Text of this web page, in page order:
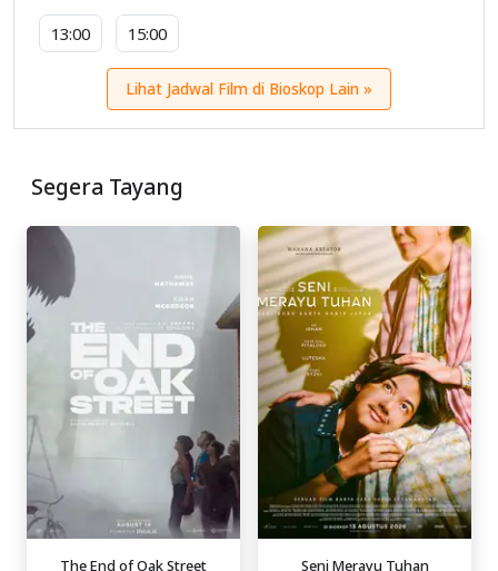
13:00 15:00
Lihat Jadwal Film di Bioskop Lain »
Segera Tayang
The End of Oak Street Seni Merayu Tuhan